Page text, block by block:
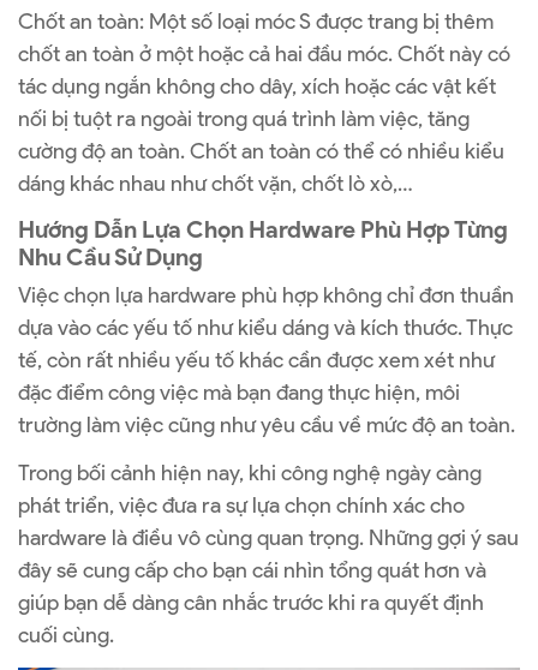
Chốt an toàn: Một số loại móc S được trang bị thêm
chốt an toàn ở một hoặc cả hai đầu móc. Chốt này có
tác dụng ngắn không cho dây, xích hoặc các vật kết
nối bị tuột ra ngoài trong quá trình làm việc, tăng
cường độ an toàn. Chốt an toàn có thể có nhiều kiểu
dáng khác nhau như chốt vặn, chốt lò xò,…
Hướng Dẫn Lựa Chọn Hardware Phù Hợp Từng
Nhu Cầu Sử Dụng
Việc chọn lựa hardware phù hợp không chỉ đơn thuần
dựa vào các yếu tố như kiểu dáng và kích thước. Thực
tế, còn rất nhiều yếu tố khác cần được xem xét như
đặc điểm công việc mà bạn đang thực hiện, môi
trường làm việc cũng như yêu cầu về mức độ an toàn.
Trong bối cảnh hiện nay, khi công nghệ ngày càng
phát triển, việc đưa ra sự lựa chọn chính xác cho
hardware là điều vô cùng quan trọng. Những gợi ý sau
đây sẽ cung cấp cho bạn cái nhìn tổng quát hơn và
giúp bạn dễ dàng cân nhắc trước khi ra quyết định
cuối cùng.